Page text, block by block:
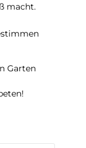
macht.
Garten